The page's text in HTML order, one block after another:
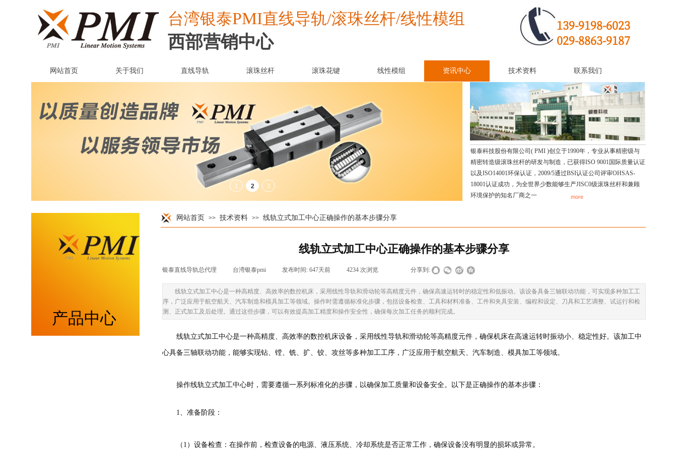
台湾银泰PMI直线导轨/滚珠丝杆/线性模组
西部营销中心
139-9198-6023
029-8863-9187
网站首页 关于我们 直线导轨 滚珠丝杆 滚珠花键 线性模组 资讯中心 技术资料 联系我们
银泰科技股份有限公司( PMI )创立于1990年，专业从事精密级与
精密转造级滚珠丝杆的研发与制造，已获得ISO 9001国际质量认证
以及ISO14001环保认证，2009/5通过BSI认证公司评审OHSAS-
18001认证成功，为全世界少数能够生产JISC0级滚珠丝杆和兼顾
环境保护的知名厂商之一
more
网站首页 >> 技术资料 >> 线轨立式加工中心正确操作的基本步骤分享
线轨立式加工中心正确操作的基本步骤分享
银泰直线导轨总代理 台湾银泰pmi 发布时间: 647天前 4234 次浏览 分享到:
线轨立式加工中心是一种高精度、高效率的数控机床，采用线性导轨和滑动轮等高精度元件，确保高速运转时的稳定性和低振动。该设备具备三轴联动功能，可实现多种加工工
序，广泛应用于航空航天、汽车制造和模具加工等领域。操作时需遵循标准化步骤，包括设备检查、工具和材料准备、工件和夹具安装、编程和设定、刀具和工艺调整、试运行和检
测、正式加工及后处理。通过这些步骤，可以有效提高加工精度和操作安全性，确保每次加工任务的顺利完成。
线轨立式加工中心是一种高精度、高效率的数控机床设备，采用线性导轨和滑动轮等高精度元件，确保机床在高速运转时振动小、稳定性好。该加工中
心具备三轴联动功能，能够实现钻、镗、铣、扩、铰、攻丝等多种加工工序，广泛应用于航空航天、汽车制造、模具加工等领域。
操作线轨立式加工中心时，需要遵循一系列标准化的步骤，以确保加工质量和设备安全。以下是正确操作的基本步骤：
1、准备阶段：
（1）设备检查：在操作前，检查设备的电源、液压系统、冷却系统是否正常工作，确保设备没有明显的损坏或异常。
产品中心